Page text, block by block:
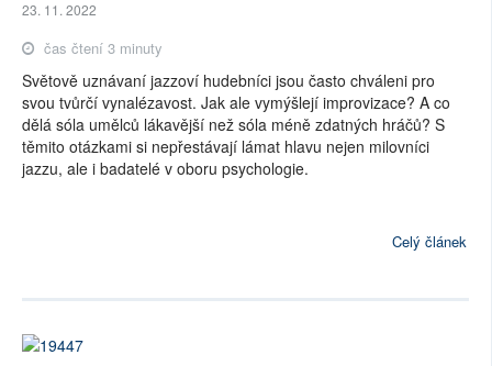
23. 11. 2022
čas čtení 3 minuty
Světově uznávaní jazzoví hudebníci jsou často chváleni pro
svou tvůrčí vynalézavost. Jak ale vymýšlejí improvizace? A co
dělá sóla umělců lákavější než sóla méně zdatných hráčů? S
těmito otázkami si nepřestávají lámat hlavu nejen milovníci
jazzu, ale i badatelé v oboru psychologie.
Celý článek